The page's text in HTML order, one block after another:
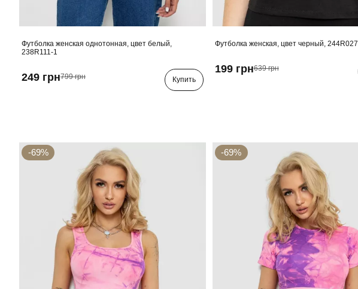
Футболка женская однотонная, цвет белый,
238R111-1
249 грн799 грн Купить
Футболка женская, цвет черный, 244R027
199 грн639 грн
-69% -69%